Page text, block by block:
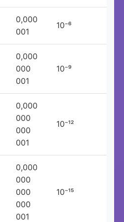
0,000
001
10⁻⁶
0,000
000
001
10⁻⁹
0,000
000
000
001
10⁻¹²
0,000
000
000
000
001
10⁻¹⁵